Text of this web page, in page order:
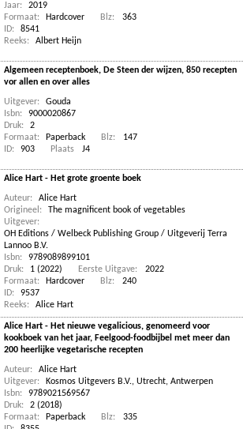
Jaar:
2019
Formaat:
Hardcover Blz:
363
ID:
8541
Reeks:
Albert Heijn
Algemeen receptenboek, De Steen der wijzen, 850 recepten
vor allen en over alles
Uitgever:
Gouda
Isbn:
9000020867
Druk:
2
Formaat:
Paperback Blz:
147
ID:
903 Plaats J4
Alice Hart - Het grote groente boek
Auteur:
Alice Hart
Origineel:
The magnificent book of vegetables
Uitgever:
OH Editions / Welbeck Publishing Group / Uitgeverij Terra
Lannoo B.V.
Isbn:
9789089899101
Druk:
1 (2022) Eerste Uitgave:
2022
Formaat:
Hardcover Blz:
240
ID:
9537
Reeks:
Alice Hart
Alice Hart - Het nieuwe vegalicious, genomeerd voor
kookboek van het jaar, Feelgood-foodbijbel met meer dan
200 heerlijke vegetarische recepten
Auteur:
Alice Hart
Uitgever:
Kosmos Uitgevers B.V., Utrecht, Antwerpen
Isbn:
9789021569567
Druk:
2 (2018)
Formaat:
Paperback Blz:
335